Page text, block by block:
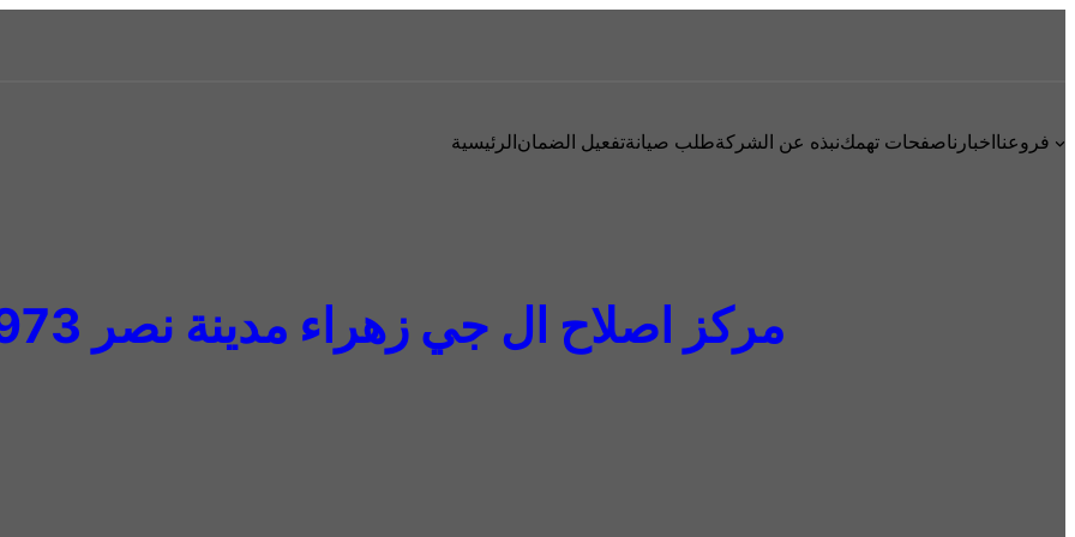
الرئيسيةتفعيل الضمانطلب صيانةنبذه عن الشركةصفحات تهمكاخبارنافروعنا
مركز اصلاح ال جي زهراء مدينة نصر 01092279973